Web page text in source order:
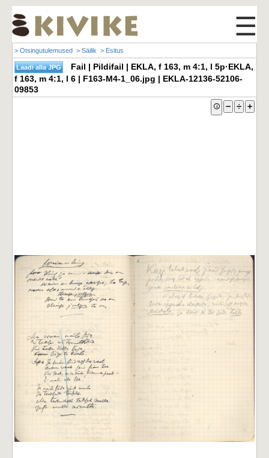
☰
> Otsingutulemused > Säilik > Esitus
Fail | Pildifail | EKLA, f 163, m 4:1, l 5p·EKLA,
f 163, m 4:1, l 6 | F163-M4-1_06.jpg | EKLA-12136-52106-
09853